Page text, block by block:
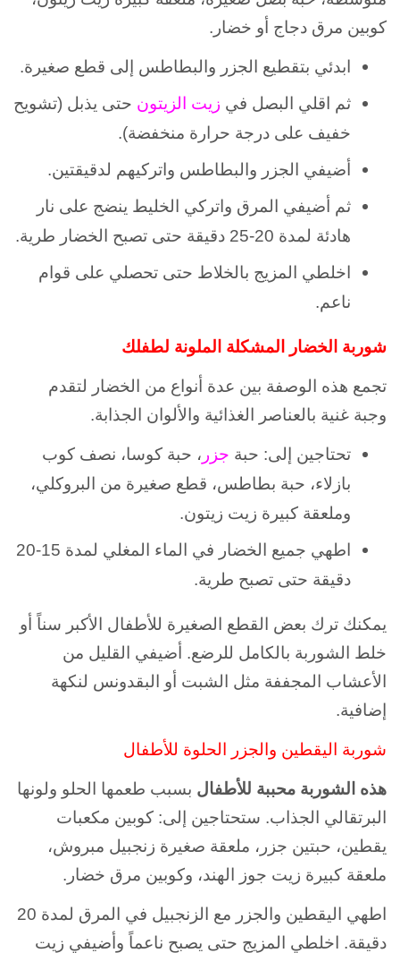
كوبين مرق دجاج أو خضار.
ابدئي بتقطيع الجزر والبطاطس إلى قطع صغيرة.
ثم اقلي البصل في زيت الزيتون حتى يذبل (تشويح
خفيف على درجة حرارة منخفضة).
أضيفي الجزر والبطاطس واتركيهم لدقيقتين.
ثم أضيفي المرق واتركي الخليط ينضج على نار
هادئة لمدة 20-25 دقيقة حتى تصبح الخضار طرية.
اخلطي المزيج بالخلاط حتى تحصلي على قوام
ناعم.
شوربة الخضار المشكلة الملونة لطفلك
تجمع هذه الوصفة بين عدة أنواع من الخضار لتقدم
وجبة غنية بالعناصر الغذائية والألوان الجذابة.
تحتاجين إلى: حبة جزر ، حبة كوسا، نصف كوب
بازلاء، حبة بطاطس، قطع صغيرة من البروكلي،
وملعقة كبيرة زيت زيتون.
اطهي جميع الخضار في الماء المغلي لمدة 15-20
دقيقة حتى تصبح طرية.
يمكنك ترك بعض القطع الصغيرة للأطفال الأكبر سناً أو
خلط الشوربة بالكامل للرضع. أضيفي القليل من
الأعشاب المجففة مثل الشبت أو البقدونس لنكهة
إضافية.
شوربة اليقطين والجزر الحلوة للأطفال
هذه الشوربة محببة للأطفال بسبب طعمها الحلو ولونها
البرتقالي الجذاب. ستحتاجين إلى: كوبين مكعبات
يقطين، حبتين جزر، ملعقة صغيرة زنجبيل مبروش،
ملعقة كبيرة زيت جوز الهند، وكوبين مرق خضار.
اطهي اليقطين والجزر مع الزنجبيل في المرق لمدة 20
دقيقة. اخلطي المزيج حتى يصبح ناعماً وأضيفي زيت